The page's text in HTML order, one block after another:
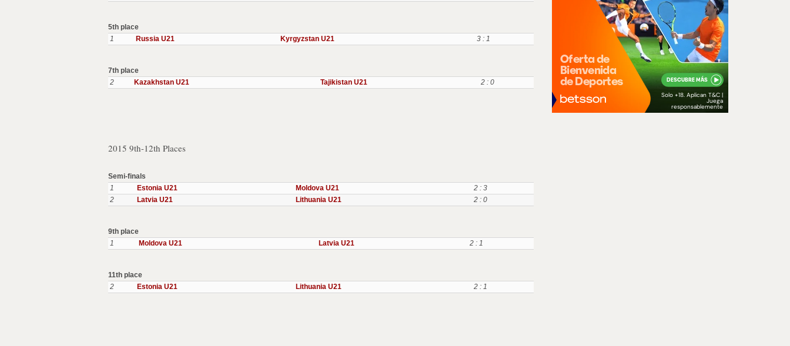
5th place
1
Russia U21 Kyrgyzstan U21 3 : 1
7th place
2
Kazakhstan U21 Tajikistan U21 2 : 0
2015 9th-12th Places
Semi-finals
1
Estonia U21 Moldova U21
2 : 3
2
Latvia U21 Lithuania U21 2 : 0
9th place
1
Moldova U21 Latvia U21 2 : 1
11th place
2
Estonia U21 Lithuania U21 2 : 1